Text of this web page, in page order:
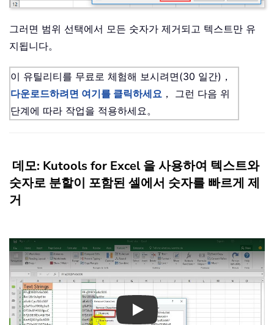
그러면 범위 선택에서 모든 숫자가 제거되고 텍스트만 유
지됩니다。
이 유틸리티를 무료로 체험해 보시려면(30 일간)，
다운로드하려면 여기를 클릭하세요 ， 그런 다음 위
단계에 따라 작업을 적용하세요。
데모: Kutools for Excel 을 사용하여 텍스트와
숫자로 분할이 포함된 셀에서 숫자를 빠르게 제
거
Play